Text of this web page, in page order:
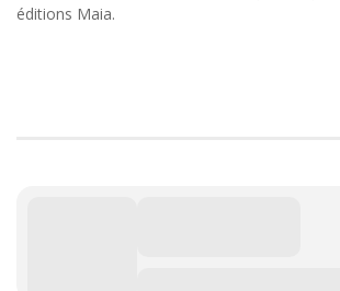
éditions Maia.